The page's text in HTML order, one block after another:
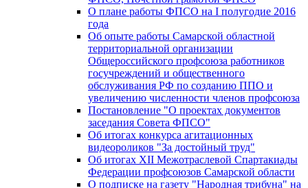
О плане работы ФПСО на I полугодие 2016
года
Об опыте работы Самарской областной
территориальной организации
Общероссийского профсоюза работников
госучреждений и общественного
обслуживания РФ по созданию ППО и
увеличению численности членов профсоюза
Постановление "О проектах документов
заседания Совета ФПСО"
Об итогах конкурса агитационных
видеороликов "За достойный труд"
Об итогах XII Межотраслевой Спартакиады
Федерации профсоюзов Самарской области
О подписке на газету "Народная трибуна" на